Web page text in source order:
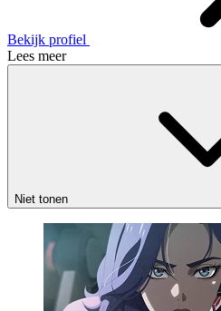
Bekijk profiel
Lees meer
Niet tonen